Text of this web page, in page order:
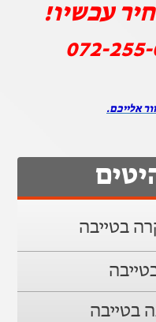
עכשיו!
072-
אלייכם.
בטייבה
בטייבה